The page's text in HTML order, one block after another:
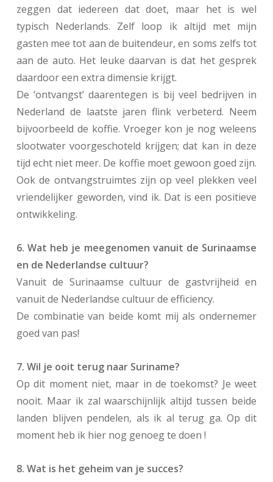
zeggen dat iedereen dat doet, maar het is wel
typisch Nederlands. Zelf loop ik altijd met mijn
gasten mee tot aan de buitendeur, en soms zelfs tot
aan de auto. Het leuke daarvan is dat het gesprek
daardoor een extra dimensie krijgt.
De ‘ontvangst’ daarentegen is bij veel bedrijven in
Nederland de laatste jaren flink verbeterd. Neem
bijvoorbeeld de koffie. Vroeger kon je nog weleens
slootwater voorgeschoteld krijgen; dat kan in deze
tijd echt niet meer. De koffie moet gewoon goed zijn.
Ook de ontvangstruimtes zijn op veel plekken veel
vriendelijker geworden, vind ik. Dat is een positieve
ontwikkeling.
6. Wat heb je meegenomen vanuit de Surinaamse
en de Nederlandse cultuur?
Vanuit de Surinaamse cultuur de gastvrijheid en
vanuit de Nederlandse cultuur de efficiency.
De combinatie van beide komt mij als ondernemer
goed van pas!
7. Wil je ooit terug naar Suriname?
Op dit moment niet, maar in de toekomst? Je weet
nooit. Maar ik zal waarschijnlijk altijd tussen beide
landen blijven pendelen, als ik al terug ga. Op dit
moment heb ik hier nog genoeg te doen !
8. Wat is het geheim van je succes?